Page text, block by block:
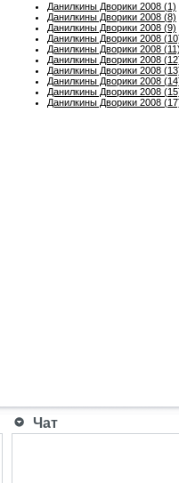
Данилкины Дворики 2008 (1)
Данилкины Дворики 2008 (8)
Данилкины Дворики 2008 (9)
Данилкины Дворики 2008
Данилкины Дворики 2008
Данилкины Дворики 2008
Данилкины Дворики 2008
Данилкины Дворики 2008
Данилкины Дворики 2008
Данилкины Дворики 2008
Чат